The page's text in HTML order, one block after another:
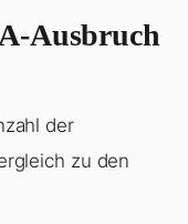
Ausbruch
der
zu den